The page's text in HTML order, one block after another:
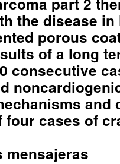
the disease in
porous
of a long
consecutive
and
four cases of
mensajeras